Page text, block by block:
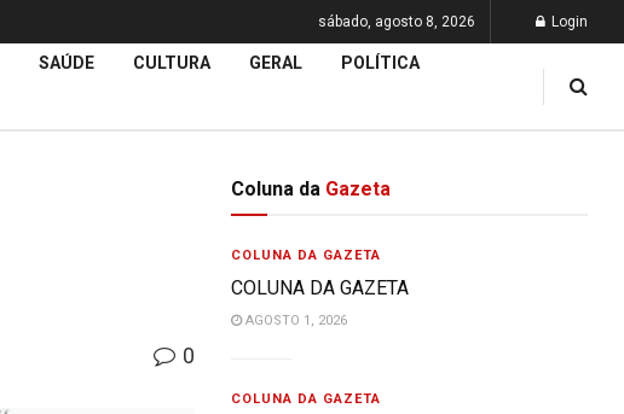
sábado, agosto 8, 2026 Login
SAÚDE CULTURA GERAL POLÍTICA
0
Coluna da Gazeta
COLUNA DA GAZETA
COLUNA DA GAZETA
AGOSTO 1, 2026
COLUNA DA GAZETA